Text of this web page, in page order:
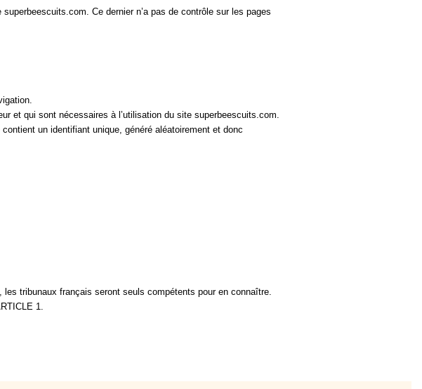
superbeescuits.com. Ce dernier n’a pas de contrôle sur les pages
et qui sont nécessaires à l’utilisation du site superbeescuits.com.
un identifiant unique, généré aléatoirement et donc
les tribunaux français seront seuls compétents pour en connaître.
1.